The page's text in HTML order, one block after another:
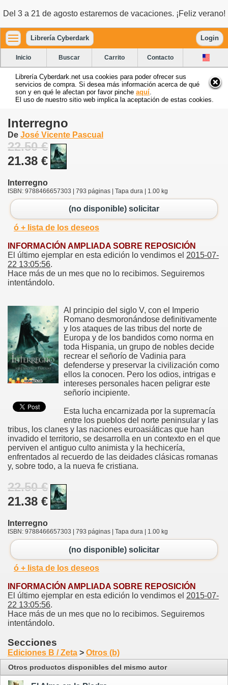
Del 3 a 21 de agosto estaremos de vacaciones. ¡Feliz verano!
Librería Cyberdark Login
Inicio Buscar Carrito Contacto
Librería Cyberdark.net usa cookies para poder ofrecer sus
servicios de compra. Si desea más información acerca de qué
son y en qué le afectan por favor pinche aquí
El uso de nuestro sitio web implica la aceptación de estas cookies.
Interregno
De José Vicente Pascual
22.50 €
21.38 €
Interregno
ISBN: 9788466657303 | 793 páginas | Tapa dura | 1.00 kg
(no disponible) solicitar
ó + lista de los deseos
INFORMACIÓN AMPLIADA SOBRE REPOSICIÓN
El último ejemplar en esta edición lo vendimos el 2015-07-
22 13:05:56.
Hace más de un mes que no lo recibimos. Seguiremos
intentándolo.
Al principio del siglo V, con el Imperio
Romano desmoronándose definitivamente
y los ataques de las tribus del norte de
Europa y de los bandidos como norma en
toda Hispania, un grupo de nobles decide
recrear el señorío de Vadinia para
defenderse y preservar la civilización como
ellos la conocen. Pero los odios, intrigas e
intereses personales hacen peligrar este
señorío incipiente.
Esta lucha encarnizada por la supremacía
entre los pueblos del norte peninsular y las
tribus, los clanes y las naciones euroasiáticas que han
invadido el territorio, se desarrolla en un contexto en el que
perviven el antiguo culto animista y la hechicería,
enfrentados al recuerdo de las deidades clásicas romanas
y, sobre todo, a la nueva fe cristiana.
22.50 €
21.38 €
Interregno
ISBN: 9788466657303 | 793 páginas | Tapa dura | 1.00 kg
(no disponible) solicitar
ó + lista de los deseos
INFORMACIÓN AMPLIADA SOBRE REPOSICIÓN
El último ejemplar en esta edición lo vendimos el 2015-07-
22 13:05:56.
Hace más de un mes que no lo recibimos. Seguiremos
intentándolo.
Secciones
Ediciones B / Zeta > Otros (b)
Otros productos disponibles del mismo autor